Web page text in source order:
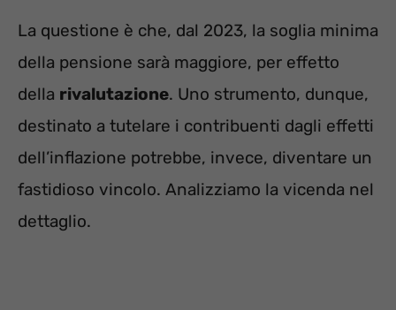
La questione è che, dal 2023, la soglia minima
della pensione sarà maggiore, per effetto
della rivalutazione. Uno strumento, dunque,
destinato a tutelare i contribuenti dagli effetti
dell’inflazione potrebbe, invece, diventare un
fastidioso vincolo. Analizziamo la vicenda nel
dettaglio.